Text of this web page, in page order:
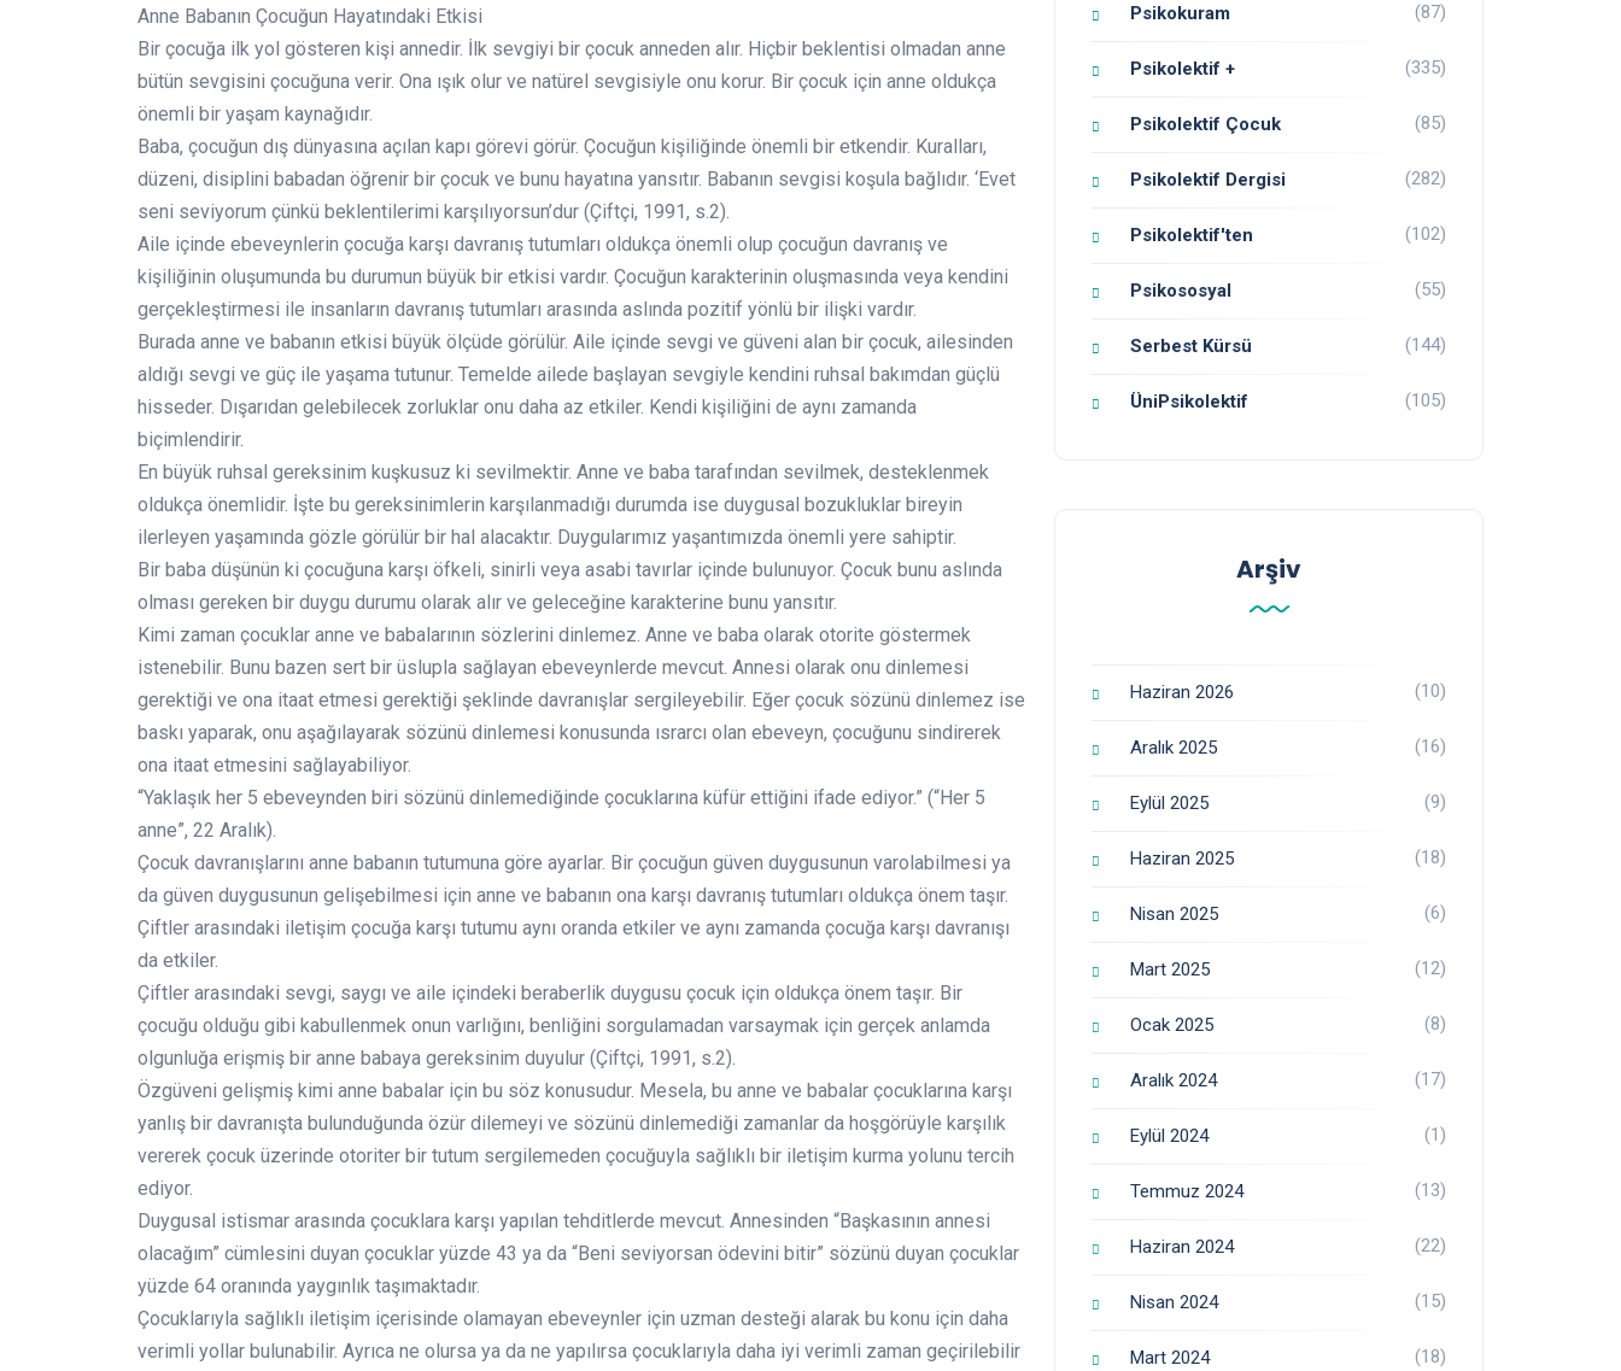
Anne Babanın Çocuğun Hayatındaki Etkisi
Bir çocuğa ilk yol gösteren kişi annedir. İlk sevgiyi bir çocuk anneden alır. Hiçbir beklentisi olmadan anne
bütün sevgisini çocuğuna verir. Ona ışık olur ve natürel sevgisiyle onu korur. Bir çocuk için anne oldukça
önemli bir yaşam kaynağıdır.
Baba, çocuğun dış dünyasına açılan kapı görevi görür. Çocuğun kişiliğinde önemli bir etkendir. Kuralları,
düzeni, disiplini babadan öğrenir bir çocuk ve bunu hayatına yansıtır. Babanın sevgisi koşula bağlıdır. ‘Evet
seni seviyorum çünkü beklentilerimi karşılıyorsun’dur (Çiftçi, 1991, s.2).
Aile içinde ebeveynlerin çocuğa karşı davranış tutumları oldukça önemli olup çocuğun davranış ve
kişiliğinin oluşumunda bu durumun büyük bir etkisi vardır. Çocuğun karakterinin oluşmasında veya kendini
gerçekleştirmesi ile insanların davranış tutumları arasında aslında pozitif yönlü bir ilişki vardır.
Burada anne ve babanın etkisi büyük ölçüde görülür. Aile içinde sevgi ve güveni alan bir çocuk, ailesinden
aldığı sevgi ve güç ile yaşama tutunur. Temelde ailede başlayan sevgiyle kendini ruhsal bakımdan güçlü
hisseder. Dışarıdan gelebilecek zorluklar onu daha az etkiler. Kendi kişiliğini de aynı zamanda
biçimlendirir.
En büyük ruhsal gereksinim kuşkusuz ki sevilmektir. Anne ve baba tarafından sevilmek, desteklenmek
oldukça önemlidir. İşte bu gereksinimlerin karşılanmadığı durumda ise duygusal bozukluklar bireyin
ilerleyen yaşamında gözle görülür bir hal alacaktır. Duygularımız yaşantımızda önemli yere sahiptir.
Bir baba düşünün ki çocuğuna karşı öfkeli, sinirli veya asabi tavırlar içinde bulunuyor. Çocuk bunu aslında
olması gereken bir duygu durumu olarak alır ve geleceğine karakterine bunu yansıtır.
Kimi zaman çocuklar anne ve babalarının sözlerini dinlemez. Anne ve baba olarak otorite göstermek
istenebilir. Bunu bazen sert bir üslupla sağlayan ebeveynlerde mevcut. Annesi olarak onu dinlemesi
gerektiği ve ona itaat etmesi gerektiği şeklinde davranışlar sergileyebilir. Eğer çocuk sözünü dinlemez ise
baskı yaparak, onu aşağılayarak sözünü dinlemesi konusunda ısrarcı olan ebeveyn, çocuğunu sindirerek
ona itaat etmesini sağlayabiliyor.
“Yaklaşık her 5 ebeveynden biri sözünü dinlemediğinde çocuklarına küfür ettiğini ifade ediyor.” (“Her 5
anne”, 22 Aralık).
Çocuk davranışlarını anne babanın tutumuna göre ayarlar. Bir çocuğun güven duygusunun varolabilmesi ya
da güven duygusunun gelişebilmesi için anne ve babanın ona karşı davranış tutumları oldukça önem taşır.
Çiftler arasındaki iletişim çocuğa karşı tutumu aynı oranda etkiler ve aynı zamanda çocuğa karşı davranışı
da etkiler.
Çiftler arasındaki sevgi, saygı ve aile içindeki beraberlik duygusu çocuk için oldukça önem taşır. Bir
çocuğu olduğu gibi kabullenmek onun varlığını, benliğini sorgulamadan varsaymak için gerçek anlamda
olgunluğa erişmiş bir anne babaya gereksinim duyulur (Çiftçi, 1991, s.2).
Özgüveni gelişmiş kimi anne babalar için bu söz konusudur. Mesela, bu anne ve babalar çocuklarına karşı
yanlış bir davranışta bulunduğunda özür dilemeyi ve sözünü dinlemediği zamanlar da hoşgörüyle karşılık
vererek çocuk üzerinde otoriter bir tutum sergilemeden çocuğuyla sağlıklı bir iletişim kurma yolunu tercih
ediyor.
Duygusal istismar arasında çocuklara karşı yapılan tehditlerde mevcut. Annesinden “Başkasının annesi
olacağım” cümlesini duyan çocuklar yüzde 43 ya da “Beni seviyorsan ödevini bitir” sözünü duyan çocuklar
yüzde 64 oranında yaygınlık taşımaktadır.
Çocuklarıyla sağlıklı iletişim içerisinde olamayan ebeveynler için uzman desteği alarak bu konu için daha
verimli yollar bulunabilir. Ayrıca ne olursa ya da ne yapılırsa çocuklarıyla daha iyi verimli zaman geçirilebilir
Psikokuram (87)
Psikolektif + (335)
Psikolektif Çocuk (85)
Psikolektif Dergisi (282)
Psikolektif'ten (102)
Psikososyal (55)
Serbest Kürsü (144)
ÜniPsikolektif (105)
Arşiv
Haziran 2026 (10)
Aralık 2025 (16)
Eylül 2025 (9)
Haziran 2025 (18)
Nisan 2025 (6)
Mart 2025 (12)
Ocak 2025 (8)
Aralık 2024 (17)
Eylül 2024 (1)
Temmuz 2024 (13)
Haziran 2024 (22)
Nisan 2024 (15)
Mart 2024 (18)